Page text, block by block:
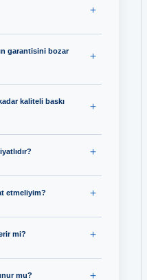
garantisini bozar
kaliteli baskı
etmeliyim?
mi?
mu?